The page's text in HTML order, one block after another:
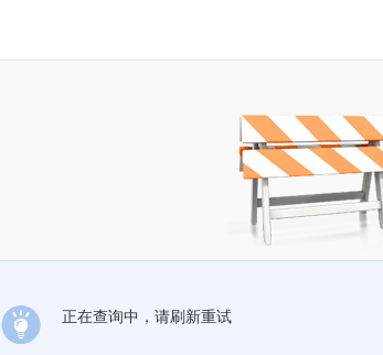
正在查询中，请刷新重试